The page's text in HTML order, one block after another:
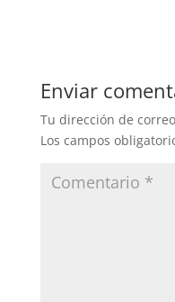
Enviar
Tu dirección de
Los campos